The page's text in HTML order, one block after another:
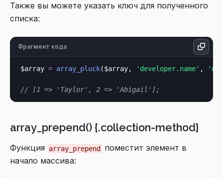
Также вы можете указать ключ для полученного
списка:
Фрагмент кода
$array = array_pluck($array, 'developer.name' ,
// [1 => 'Taylor', 2 => 'Abigail'];
array_prepend() {.collection-method}
Функция array_prepend поместит элемент в
начало массива: